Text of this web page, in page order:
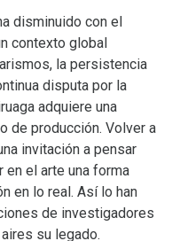
disminuido con el
contexto global
la persistencia
disputa por la
adquiere una
de producción. Volver a
invitación a pensar
el arte una forma
en lo real. Así lo han
de investigadores
su legado.